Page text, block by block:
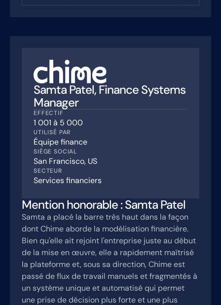
Samta Patel, Finance Systems
Manager
EFFECTIF
1 001 à 5 000
UTILISÉ PAR
Équipe finance
SIÈGE SOCIAL
San Francisco, US
SECTEUR
Services financiers
Mention honorable : Samta Patel
Samta a placé la barre très haut dans la façon
dont Chime aborde la modélisation financière.
Bien qu'elle ait rejoint l'entreprise juste au début
de la mise en œuvre, elle a rapidement maîtrisé
la plateforme et, sous sa direction, Chime est
passé de flux de travail manuels et fragmentés à
un système unique et automatisé qui permet
une prise de décision plus forte et une plus